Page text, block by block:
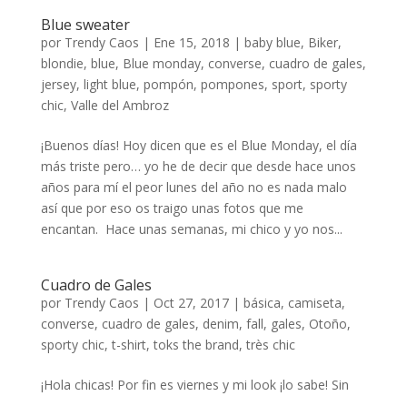
Blue sweater
por Trendy Caos | Ene 15, 2018 | baby blue, Biker,
blondie, blue, Blue monday, converse, cuadro de gales,
jersey, light blue, pompón, pompones, sport, sporty
chic, Valle del Ambroz
¡Buenos días! Hoy dicen que es el Blue Monday, el día
más triste pero… yo he de decir que desde hace unos
años para mí el peor lunes del año no es nada malo
así que por eso os traigo unas fotos que me
encantan. Hace unas semanas, mi chico y yo nos...
Cuadro de Gales
por Trendy Caos | Oct 27, 2017| básica, camiseta,
converse, cuadro de gales, denim, fall, gales, Otoño,
sporty chic,t-shirt,toks the brand,très chic
¡Hola chicas! Por fin es viernes y mi look ¡lo sabe! Sin